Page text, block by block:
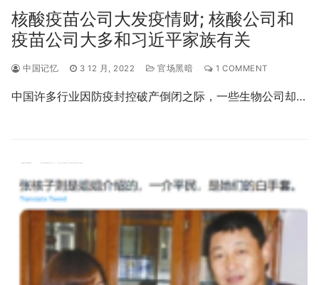
核酸疫苗公司大发疫情财; 核酸公司和
疫苗公司大多和习近平家族有关
中国记忆 3 12 月, 2022 官场黑暗 1 COMMENT
中国许多行业因防疫封控破产倒闭之际，一些生物公司却…